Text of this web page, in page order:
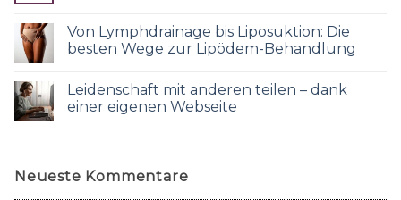
Von Lymphdrainage bis Liposuktion: Die
besten Wege zur Lipödem-Behandlung
Leidenschaft mit anderen teilen – dank
einer eigenen Webseite
Neueste Kommentare